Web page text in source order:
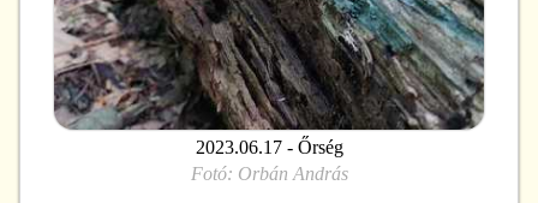
2023.06.17 - Őrség
Fotó: Orbán András